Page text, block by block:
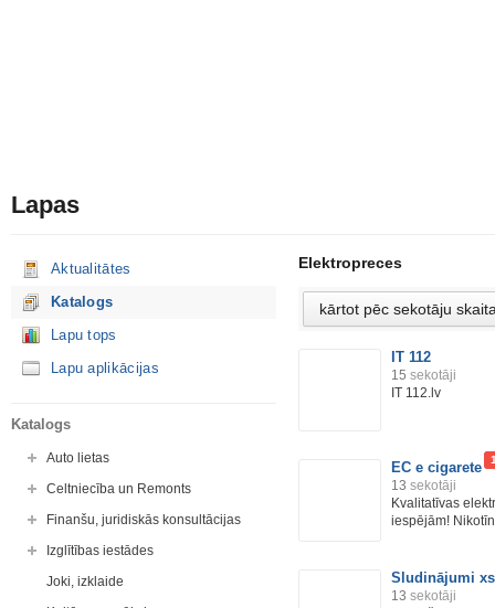
Lapas
Aktualitātes
Katalogs
Lapu tops
Lapu aplikācijas
Katalogs
Auto lietas
Celtniecība un Remonts
Finanšu, juridiskās konsultācijas
Izglītības iestādes
Joki, izklaide
Elektropreces
IT 112
15 sekotāji
IT 112.lv
EC e cigarete
13 sekotāji
Kvalitatīvas
iespējām!
Sludinājumi
13 sekotāji